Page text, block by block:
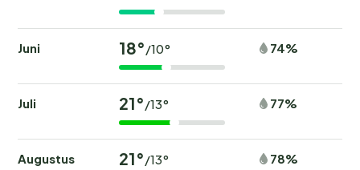
Juni 18°/10° 74%
Juli 21°/13° 77%
Augustus 21°/13° 78%